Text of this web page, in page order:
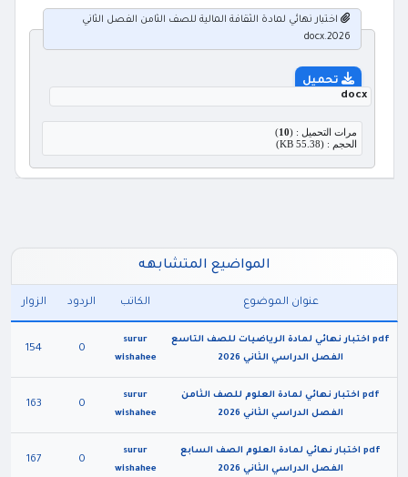
اختبار نهائي لمادة الثقافة المالية للصف الثامن الفصل الثاني
2026.docx
تحميل
docx
مرات التحميل : (10
)
الحجم : (55.38 KB)
المواضيع المتشابهه
عنوان الموضوع الكاتب الردود الزوار
pdf اختبار نهائي لمادة الرياضيات للصف التاسع
الفصل الدراسي الثاني 2026
surur
wishahee
0
154
pdf اختبار نهائي لمادة العلوم للصف الثامن
الفصل الدراسي الثاني 2026
surur
wishahee
0
163
pdf اختبار نهائي لمادة العلوم الصف السابع
الفصل الدراسي الثاني 2026
surur
wishahee
0
167